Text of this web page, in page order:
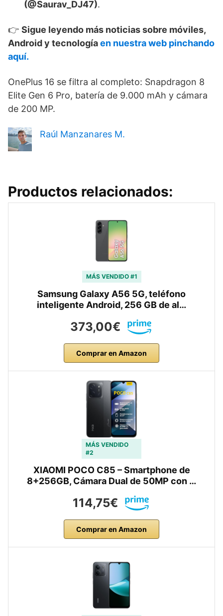
(@Saurav_DJ47).
👉 Sigue leyendo más noticias sobre móviles,
Android y tecnologíaen nuestra web pinchando
aquí.
OnePlus 16 se filtra al completo: Snapdragon 8
Elite Gen 6 Pro, batería de 9.000 mAh y cámara
de 200 MP.
Raúl Manzanares M.
Productos relacionados:
MÁS VENDIDO #1
Samsung Galaxy A56 5G, teléfono
inteligente Android, 256 GB de al…
373,00€
Comprar en Amazon
MÁS VENDIDO
#2
XIAOMI POCO C85 – Smartphone de
8+256GB, Cámara Dual de 50MP con …
114,75€
Comprar en Amazon